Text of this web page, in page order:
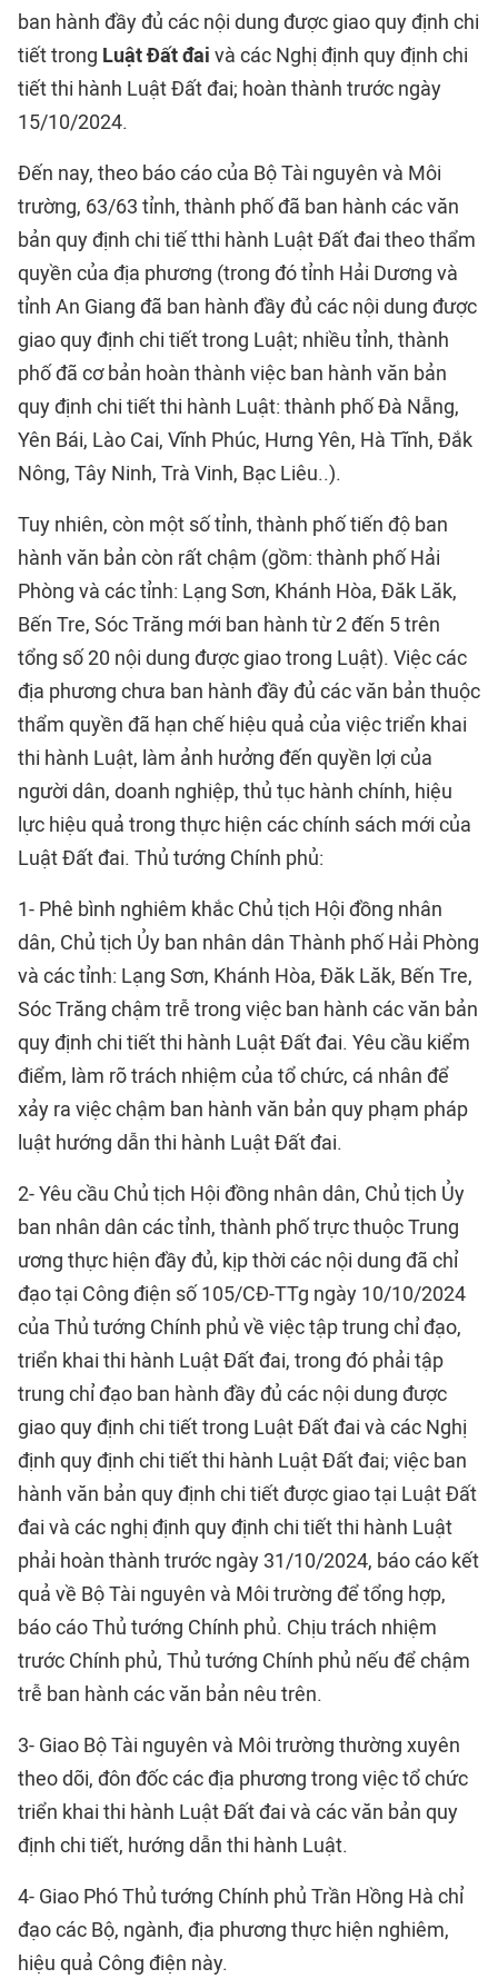
ban hành đầy đủ các nội dung được giao quy định chi
tiết trong Luật Đất đai và các Nghị định quy định chi
tiết thi hành Luật Đất đai; hoàn thành trước ngày
15/10/2024.
Đến nay, theo báo cáo của Bộ Tài nguyên và Môi
trường, 63/63 tỉnh, thành phố đã ban hành các văn
bản quy định chi tiế tthi hành Luật Đất đai theo thẩm
quyền của địa phương (trong đó tỉnh Hải Dương và
tỉnh An Giang đã ban hành đầy đủ các nội dung được
giao quy định chi tiết trong Luật; nhiều tỉnh, thành
phố đã cơ bản hoàn thành việc ban hành văn bản
quy định chi tiết thi hành Luật: thành phố Đà Nẵng,
Yên Bái, Lào Cai, Vĩnh Phúc, Hưng Yên, Hà Tĩnh, Đắk
Nông, Tây Ninh, Trà Vinh, Bạc Liêu..).
Tuy nhiên, còn một số tỉnh, thành phố tiến độ ban
hành văn bản còn rất chậm (gồm: thành phố Hải
Phòng và các tỉnh: Lạng Sơn, Khánh Hòa, Đăk Lăk,
Bến Tre, Sóc Trăng mới ban hành từ 2 đến 5 trên
tổng số 20 nội dung được giao trong Luật). Việc các
địa phương chưa ban hành đầy đủ các văn bản thuộc
thẩm quyền đã hạn chế hiệu quả của việc triển khai
thi hành Luật, làm ảnh hưởng đến quyền lợi của
người dân, doanh nghiệp, thủ tục hành chính, hiệu
lực hiệu quả trong thực hiện các chính sách mới của
Luật Đất đai. Thủ tướng Chính phủ:
1- Phê bình nghiêm khắc Chủ tịch Hội đồng nhân
dân, Chủ tịch Ủy ban nhân dân Thành phố Hải Phòng
và các tỉnh: Lạng Sơn, Khánh Hòa, Đăk Lăk, Bến Tre,
Sóc Trăng chậm trễ trong việc ban hành các văn bản
quy định chi tiết thi hành Luật Đất đai. Yêu cầu kiểm
điểm, làm rõ trách nhiệm của tổ chức, cá nhân để
xảy ra việc chậm ban hành văn bản quy phạm pháp
luật hướng dẫn thi hành Luật Đất đai.
2- Yêu cầu Chủ tịch Hội đồng nhân dân, Chủ tịch Ủy
ban nhân dân các tỉnh, thành phố trực thuộc Trung
ương thực hiện đầy đủ, kịp thời các nội dung đã chỉ
đạo tại Công điện số 105/CĐ-TTg ngày 10/10/2024
của Thủ tướng Chính phủ về việc tập trung chỉ đạo,
triển khai thi hành Luật Đất đai, trong đó phải tập
trung chỉ đạo ban hành đầy đủ các nội dung được
giao quy định chi tiết trong Luật Đất đai và các Nghị
định quy định chi tiết thi hành Luật Đất đai; việc ban
hành văn bản quy định chi tiết được giao tại Luật Đất
đai và các nghị định quy định chi tiết thi hành Luật
phải hoàn thành trước ngày 31/10/2024, báo cáo kết
quả về Bộ Tài nguyên và Môi trường để tổng hợp,
báo cáo Thủ tướng Chính phủ. Chịu trách nhiệm
trước Chính phủ, Thủ tướng Chính phủ nếu để chậm
trễ ban hành các văn bản nêu trên.
3- Giao Bộ Tài nguyên và Môi trường thường xuyên
theo dõi, đôn đốc các địa phương trong việc tổ chức
triển khai thi hành Luật Đất đai và các văn bản quy
định chi tiết, hướng dẫn thi hành Luật.
4- Giao Phó Thủ tướng Chính phủ Trần Hồng Hà chỉ
đạo các Bộ, ngành, địa phương thực hiện nghiêm,
hiệu quả Công điện này.